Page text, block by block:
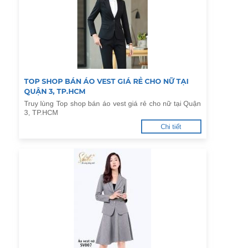
TOP SHOP BÁN ÁO VEST GIÁ RẺ CHO NỮ TẠI
QUẬN 3, TP.HCM
Truy lùng Top shop bán áo vest giá rẻ cho nữ tại Quận
3, TP.HCM
Chi tiết